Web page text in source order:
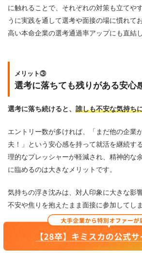
に触れることで、それぞれの対策も立てや
うに実践を通して選考や面接の場に慣れて
高い本命企業の選考通過率アップにも直結し
メリット③
選考に落ちても残りがある安心
選考に落ち続けると、 誰しも不安な気持ち
エントリー数が多ければ、「まだ他の企業
夫！」という安心感を持って就活を継続す
理的なプレッシャーが軽減され、精神的な
に臨めるのは大きなメリットです。
気持ちの浮き沈みは、対人印象に大きな影
不安や焦りを抱えたまま面接に参加してし
感情が表情や言葉遣いに表れ、採用担当者